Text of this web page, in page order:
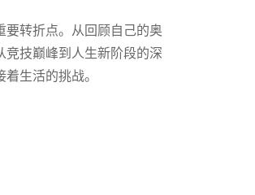
要转折点。从回顾自己的奥
技巅峰到人生新阶段的深
生活的挑战。